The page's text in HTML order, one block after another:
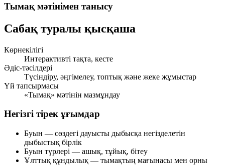
Тымақ мәтінімен танысу
Сабақ туралы қысқаша
Көрнекілігі
Интерактивті тақта, кесте
Әдіс-тәсілдері
Түсіндіру, әңгімелеу, топтық және жеке жұмыстар
Үй тапсырмасы
«Тымақ» мәтінін мазмұндау
Негізгі тірек ұғымдар
Буын — сөздегі дауысты дыбысқа негізделетін
дыбыстық бірлік
Буын түрлері — ашық, тұйық, бітеу
Ұлттық құндылық — тымақтың мағынасы мен орны